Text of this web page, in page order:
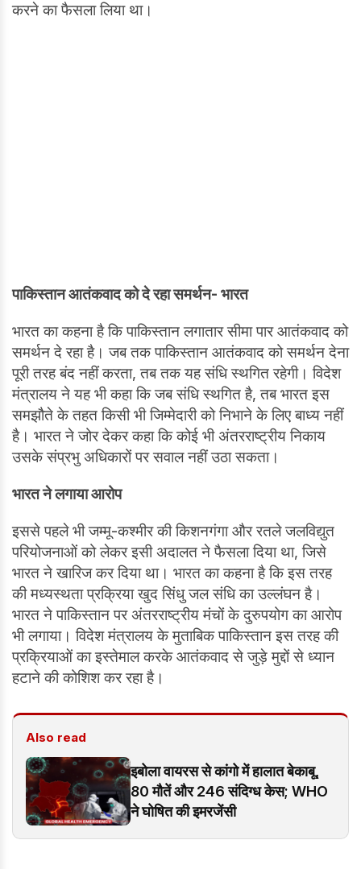
करने का फैसला लिया था।
पाकिस्तान आतंकवाद को दे रहा समर्थन- भारत
भारत का कहना है कि पाकिस्तान लगातार सीमा पार आतंकवाद को
समर्थन दे रहा है। जब तक पाकिस्तान आतंकवाद को समर्थन देना
पूरी तरह बंद नहीं करता, तब तक यह संधि स्थगित रहेगी। विदेश
मंत्रालय ने यह भी कहा कि जब संधि स्थगित है, तब भारत इस
समझौते के तहत किसी भी जिम्मेदारी को निभाने के लिए बाध्य नहीं
है। भारत ने जोर देकर कहा कि कोई भी अंतरराष्ट्रीय निकाय
उसके संप्रभु अधिकारों पर सवाल नहीं उठा सकता।
भारत ने लगाया आरोप
इससे पहले भी जम्मू-कश्मीर की किशनगंगा और रतले जलविद्युत
परियोजनाओं को लेकर इसी अदालत ने फैसला दिया था, जिसे
भारत ने खारिज कर दिया था। भारत का कहना है कि इस तरह
की मध्यस्थता प्रक्रिया खुद सिंधु जल संधि का उल्लंघन है।
भारत ने पाकिस्तान पर अंतरराष्ट्रीय मंचों के दुरुपयोग का आरोप
भी लगाया। विदेश मंत्रालय के मुताबिक पाकिस्तान इस तरह की
प्रक्रियाओं का इस्तेमाल करके आतंकवाद से जुड़े मुद्दों से ध्यान
हटाने की कोशिश कर रहा है।
Also read
इबोला वायरस से कांगो में हालात बेकाबू,
80 मौतें और 246 संदिग्ध केस; WHO
ने घोषित की इमरजेंसी